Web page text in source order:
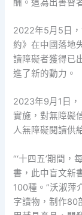
酬。這為出書瞽
2022年5月5日
約》在中國落地
讀障礙者獲得已
進了新的動力。
2023年9月1日
實施，對無障礙
人無障礙閱讀供
“‘十四五’期間
書，此中盲文新
100種。”沃淑萍
字讀物，制作80